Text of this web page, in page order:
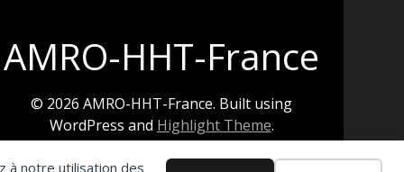
AMRO-HHT-France
© 2026 AMRO-HHT-France. Built using
WordPress and Highlight Theme.
à notre utilisation des